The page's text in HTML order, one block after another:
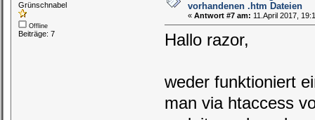
Grünschnabel
Offline
Beiträge: 7
vorhandenen .htm Dateien
« Antwort #7 am: 11.April 2017,
Hallo razor,
weder funktioniert
man via htaccess